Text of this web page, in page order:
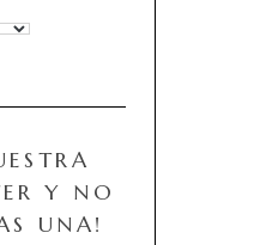
Y NO
UNA!